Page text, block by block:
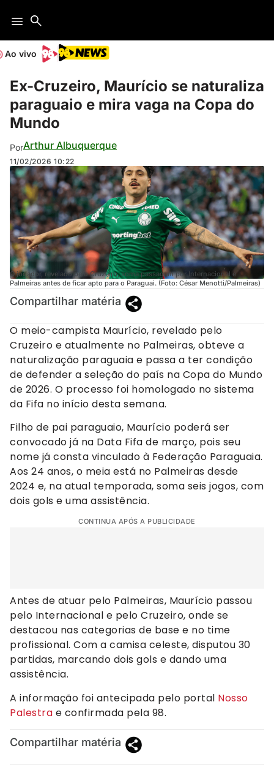
Ao vivo
Ex-Cruzeiro, Maurício se naturaliza
paraguaio e mira vaga na Copa do
Mundo
PorArthur Albuquerque
11/02/2026 10:22
O jogador, revelado pelo Cruzeiro, soma passagem por Internacional e
Palmeiras antes de ficar apto para o Paraguai. (Foto: César Menotti/Palmeiras)
Compartilhar matéria
O meio-campista Maurício, revelado pelo
Cruzeiro e atualmente no Palmeiras, obteve a
naturalização paraguaia e passa a ter condição
de defender a seleção do país na Copa do Mundo
de 2026. O processo foi homologado no sistema
da Fifa no início desta semana.
Filho de pai paraguaio, Maurício poderá ser
convocado já na Data Fifa de março, pois seu
nome já consta vinculado à Federação Paraguaia.
Aos 24 anos, o meia está no Palmeiras desde
2024 e, na atual temporada, soma seis jogos, com
dois gols e uma assistência.
CONTINUA APÓS A PUBLICIDADE
Antes de atuar pelo Palmeiras, Maurício passou
pelo Internacional e pelo Cruzeiro, onde se
destacou nas categorias de base e no time
profissional. Com a camisa celeste, disputou 30
partidas, marcando dois gols e dando uma
assistência.
A informação foi antecipada pelo portal Nosso
Palestra e confirmada pela 98.
Compartilhar matéria